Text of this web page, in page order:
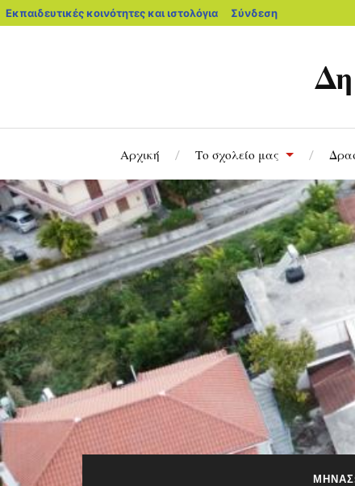
Εκπαιδευτικές κοινότητες και ιστολόγια Σύνδεση
Αρχική Το σχολείο μας